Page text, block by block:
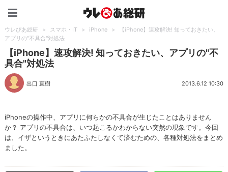
ウレぴあ総研 > スマホ・IT > iPhone >
【iPhone】速攻解決! 知っておきたい、
アプリの"不具合"対処法
【iPhone】速攻解決! 知っておきたい、アプリの"不
具合"対処法
出口 直樹 2013.6.12 10:30
iPhoneの操作中、アプリに何らかの不具合が生じたことはありません
か？ アプリの不具合は、いつ起こるかわからない突然の現象です。今回
は、イザというときにあたふたしなくて済むための、各種対処法をまとめ
ました。